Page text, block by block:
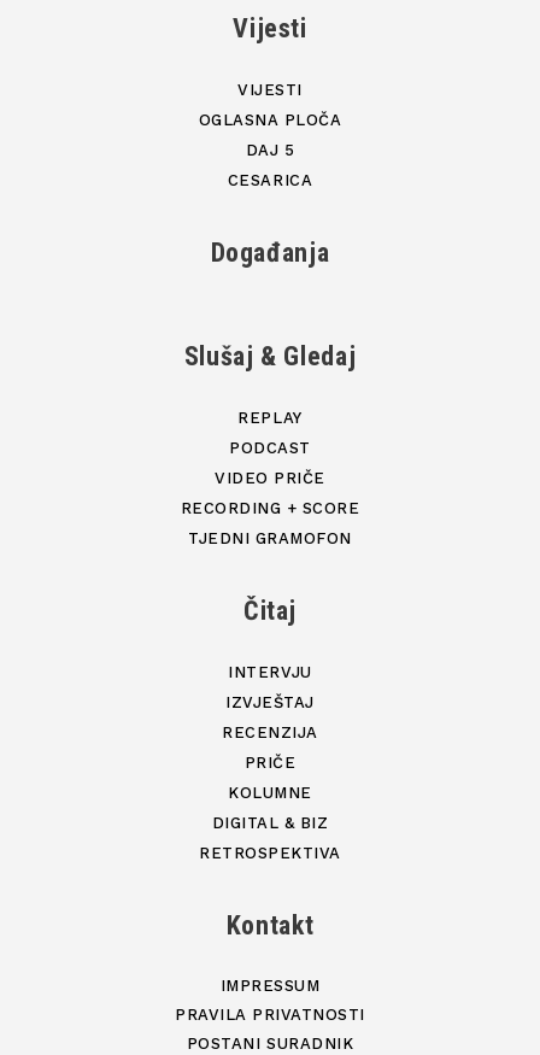
Vijesti
VIJESTI
OGLASNA PLOČA
DAJ 5
CESARICA
Događanja
Slušaj & Gledaj
REPLAY
PODCAST
VIDEO PRIČE
RECORDING + SCORE
TJEDNI GRAMOFON
Čitaj
INTERVJU
IZVJEŠTAJ
RECENZIJA
PRIČE
KOLUMNE
DIGITAL & BIZ
RETROSPEKTIVA
Kontakt
IMPRESSUM
PRAVILA PRIVATNOSTI
POSTANI SURADNIK